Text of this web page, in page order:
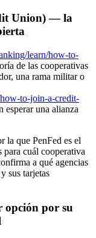
Union) — la
learn/how-to-
de las cooperativas
una rama militar o
to-join-a-credit-
una alianza
la que PenFed es el
para cuál cooperativa
a qué agencias
sus tarjetas
por su